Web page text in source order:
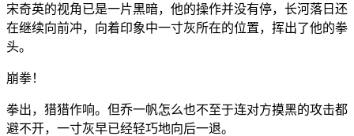
宋奇英的视角已是一片黑暗，他的操作并没有停，长河落日还
在继续向前冲，向着印象中一寸灰所在的位置，挥出了他的拳
头。
崩拳！
拳出，猎猎作响。但乔一帆怎么也不至于连对方摸黑的攻击都
避不开，一寸灰早已经轻巧地向后一退。